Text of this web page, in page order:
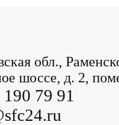
79 91
обл.,
шоссе, д. 2,